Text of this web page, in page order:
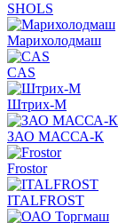
SHOLS
Марихолодмаш
CAS
Штрих-М
ЗАО МАССА-К
Frostor
ITALFROST